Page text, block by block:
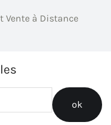
Vente à Distance